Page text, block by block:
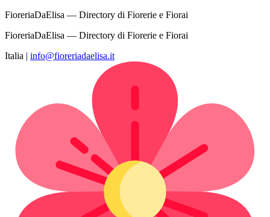
FioreriaDaElisa — Directory di Fiorerie e Fiorai
FioreriaDaElisa — Directory di Fiorerie e Fiorai
Italia | info@fioreriadaelisa.it